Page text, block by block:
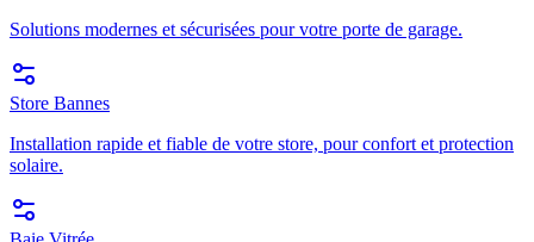
Solutions modernes et sécurisées pour votre porte de garage.
Store Bannes
Installation rapide et fiable de votre store, pour confort et protection
solaire.